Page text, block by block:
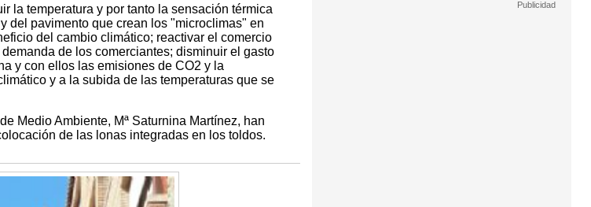
la temperatura y por tanto la sensación térmica
del pavimento que crean los "microclimas" en
del cambio climático; reactivar el comercio
de los comerciantes; disminuir el gasto
y con ellos las emisiones de CO2 y la
y a la subida de las temperaturas que se
Medio Ambiente, Mª Saturnina Martínez, han
de las lonas integradas en los toldos.